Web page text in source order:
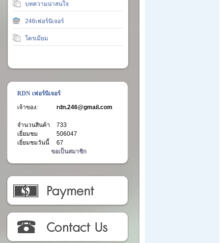
บทความน่าสนใจ
246เฟอร์นิเจอร์
โครเมียม
RDN เฟอร์นิเจอร์
เจ้าของ:
rdn.246@gmail.com
จำนวนสินค้า
733
เยี่ยมชม
506047
เยี่ยมชมวันนี้
67
ขอเป็นสมาชิก